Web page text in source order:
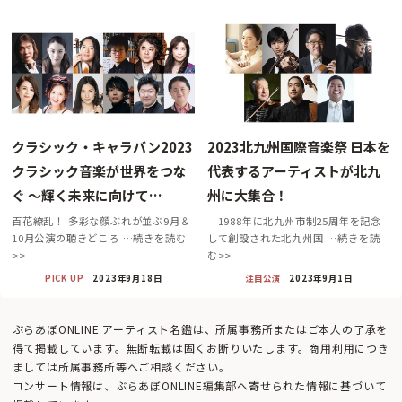
クラシック・キャラバン2023
クラシック音楽が世界をつな
ぐ ～輝く未来に向けて…
百花繚乱！ 多彩な顔ぶれが並ぶ9月＆
10月公演の聴きどころ …続きを読む
>>
PICK UP 2023年9月18日
2023北九州国際音楽祭 日本を
代表するアーティストが北九
州に大集合！
1988年に北九州市制25周年を記念
して創設された北九州国 …続きを読
む>>
注目公演 2023年9月1日
ぶらあぼONLINE アーティスト名鑑は、所属事務所またはご本人の了承を
得て掲載しています。無断転載は固くお断りいたします。商用利用につき
ましては所属事務所等へご相談ください。
コンサート情報は、ぶらあぼONLINE編集部へ寄せられた情報に基づいて